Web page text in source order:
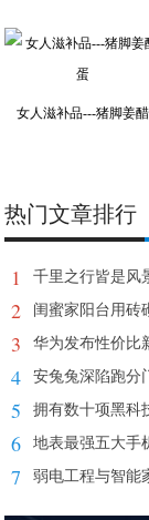
女人滋补品---猪脚姜醋
热门文章排行
1 千里之行皆是风
2 闺蜜家阳台用砖
3 华为发布性价比
4 安兔兔深陷跑分
5 拥有数十项黑科
6 地表最强五大手
7 弱电工程与智能